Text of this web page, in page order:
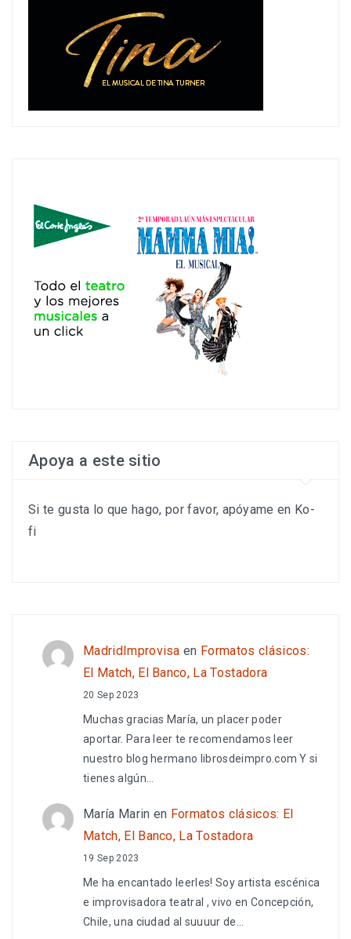
Apoya a este sitio
Si te gusta lo que hago, por favor, apóyame en Ko-
fi
MadridImprovisa en Formatos clásicos:
El Match, El Banco, La Tostadora
20 Sep 2023
Muchas gracias María, un placer poder
aportar. Para leer te recomendamos leer
nuestro blog hermano librosdeimpro.com Y si
tienes algún…
María Marin en Formatos clásicos: El
Match, El Banco, La Tostadora
19 Sep 2023
Me ha encantado leerles! Soy artista escénica
e improvisadora teatral , vivo en Concepción,
Chile, una ciudad al suuuur de…